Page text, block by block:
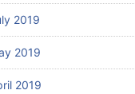
2019
2019
2019